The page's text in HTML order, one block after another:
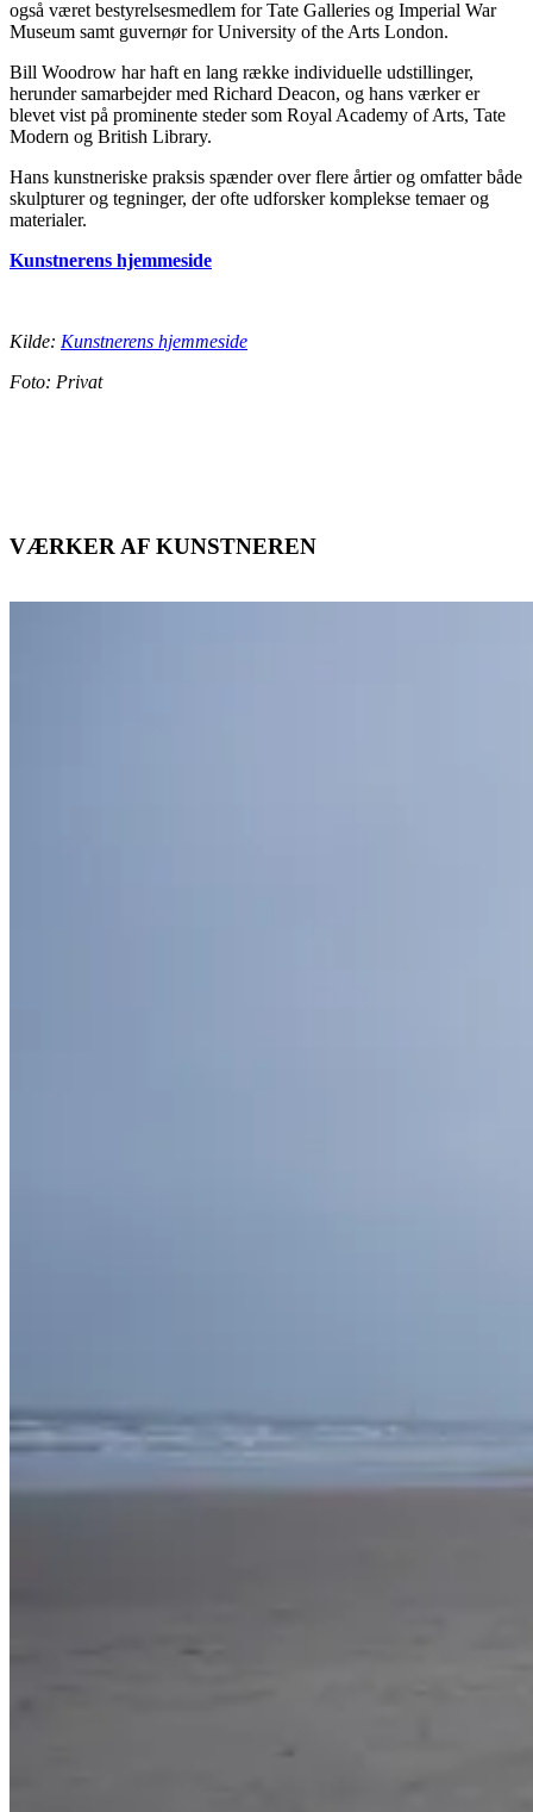
også været bestyrelsesmedlem for Tate Galleries og Imperial War
Museum samt guvernør for University of the Arts London.
Bill Woodrow har haft en lang række individuelle udstillinger,
herunder samarbejder med Richard Deacon, og hans værker er
blevet vist på prominente steder som Royal Academy of Arts, Tate
Modern og British Library.
Hans kunstneriske praksis spænder over flere årtier og omfatter både
skulpturer og tegninger, der ofte udforsker komplekse temaer og
materialer.
Kunstnerens hjemmeside
Kilde: Kunstnerens hjemmeside
Foto: Privat
VÆRKER AF KUNSTNEREN